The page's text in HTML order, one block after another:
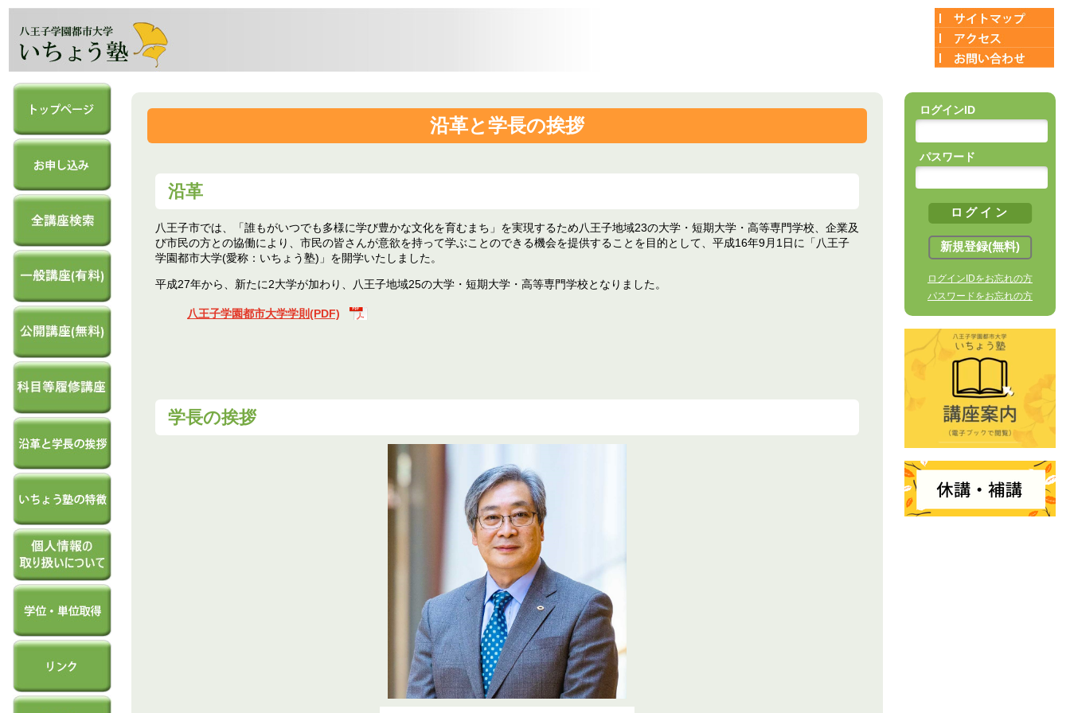
沿革と学長の挨拶
沿革
八王子市では、「誰もがいつでも多様に学び豊かな文化を育むまち」を実現するため八王子地域23の大学・短期大学・高等専門学校、企業及
び市民の方との協働により、市民の皆さんが意欲を持って学ぶことのできる機会を提供することを目的として、平成16年9月1日に「八王子
学園都市大学(愛称：いちょう塾)」を開学いたしました。
平成27年から、新たに2大学が加わり、八王子地域25の大学・短期大学・高等専門学校となりました。
八王子学園都市大学学則(PDF)
学長の挨拶
ログインID
パスワード
ログインIDをお忘れの方
パスワードをお忘れの方